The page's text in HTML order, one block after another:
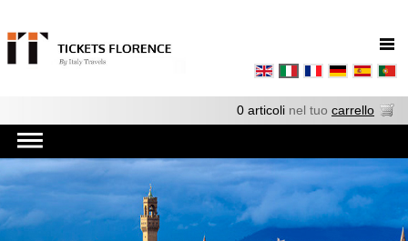
0 articoli nel tuo carrello